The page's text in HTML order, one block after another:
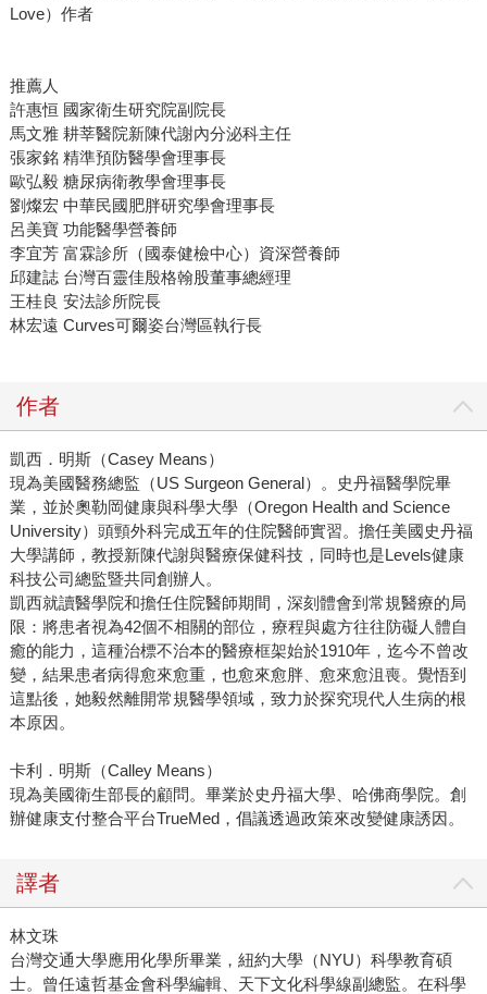
Love）作者
推薦人
許惠恒 國家衛生研究院副院長
馬文雅 耕莘醫院新陳代謝內分泌科主任
張家銘 精準預防醫學會理事長
歐弘毅 糖尿病衛教學會理事長
劉燦宏 中華民國肥胖研究學會理事長
呂美寶 功能醫學營養師
李宜芳 富霖診所（國泰健檢中心）資深營養師
邱建誌 台灣百靈佳殷格翰股董事總經理
王桂良 安法診所院長
林宏遠 Curves可爾姿台灣區執行長
作者
凱西．明斯（Casey Means）
現為美國醫務總監（US Surgeon General）。史丹福醫學院畢
業，並於奧勒岡健康與科學大學（Oregon Health and Science
University）頭頸外科完成五年的住院醫師實習。擔任美國史丹福
大學講師，教授新陳代謝與醫療保健科技，同時也是Levels健康
科技公司總監暨共同創辦人。
凱西就讀醫學院和擔任住院醫師期間，深刻體會到常規醫療的局
限：將患者視為42個不相關的部位，療程與處方往往防礙人體自
癒的能力，這種治標不治本的醫療框架始於1910年，迄今不曾改
變，結果患者病得愈來愈重，也愈來愈胖、愈來愈沮喪。覺悟到
這點後，她毅然離開常規醫學領域，致力於探究現代人生病的根
本原因。
卡利．明斯（Calley Means）
現為美國衛生部長的顧問。畢業於史丹福大學、哈佛商學院。創
辦健康支付整合平台TrueMed，倡議透過政策來改變健康誘因。
譯者
林文珠
台灣交通大學應用化學所畢業，紐約大學（NYU）科學教育碩
士。曾任遠哲基金會科學編輯、天下文化科學線副總監。在科學